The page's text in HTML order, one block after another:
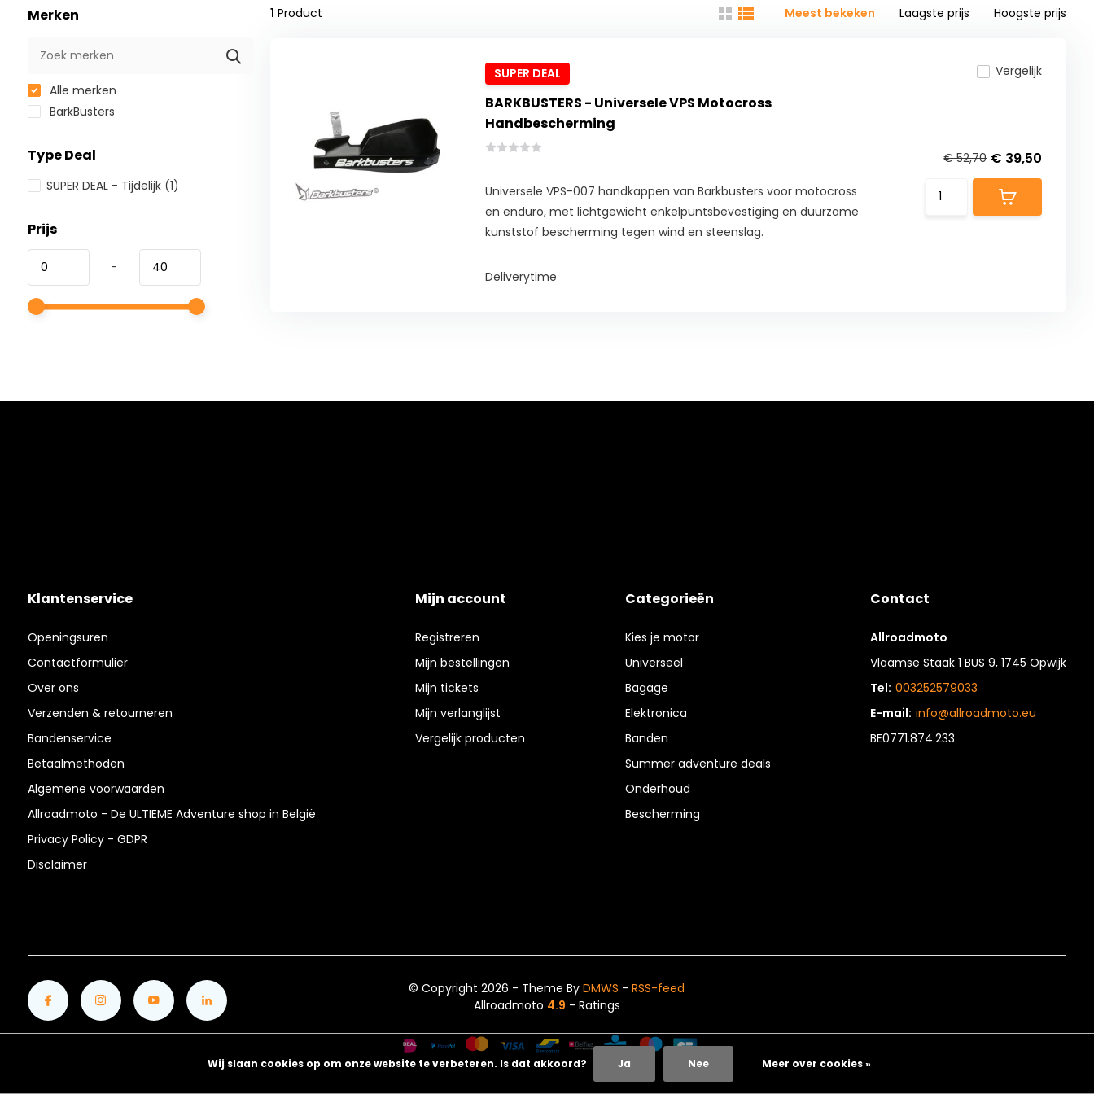
Merken
Alle merken
BarkBusters
Type Deal
SUPER DEAL - Tijdelijk (1)
Prijs
-
1 Product Meest bekeken Laagste prijs Hoogste prijs
SUPER DEAL
BARKBUSTERS - Universele VPS Motocross
Handbescherming
Universele VPS-007 handkappen van Barkbusters voor motocross
en enduro, met lichtgewicht enkelpuntsbevestiging en duurzame
kunststof bescherming tegen wind en steenslag.
Deliverytime
Vergelijk
€ 52,70 € 39,50
Klantenservice
Openingsuren
Contactformulier
Over ons
Verzenden & retourneren
Bandenservice
Betaalmethoden
Algemene voorwaarden
Allroadmoto - De ULTIEME Adventure shop in België
Privacy Policy - GDPR
Disclaimer
Mijn account
Registreren
Mijn bestellingen
Mijn tickets
Mijn verlanglijst
Vergelijk producten
Categorieën
Kies je motor
Universeel
Bagage
Elektronica
Banden
Summer adventure deals
Onderhoud
Bescherming
Contact
Allroadmoto
Vlaamse Staak 1 BUS 9, 1745 Opwijk
Tel: 003252579033
E-mail: info@allroadmoto.eu
BE0771.874.233
© Copyright 2026 - Theme ByDMWS -RSS-feed
Allroadmoto 4.9 - Ratings
Wij slaan cookies op om onze website te verbeteren. Is dat akkoord? Ja Nee Meer over cookies »